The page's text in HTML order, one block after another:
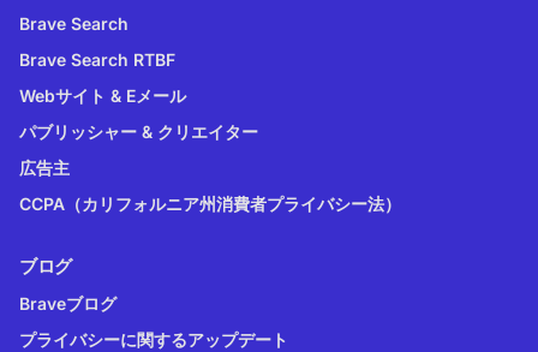
Brave Search
Brave Search RTBF
Webサイト & Eメール
パブリッシャー & クリエイター
広告主
CCPA（カリフォルニア州消費者プライバシー法）
ブログ
Braveブログ
プライバシーに関するアップデート